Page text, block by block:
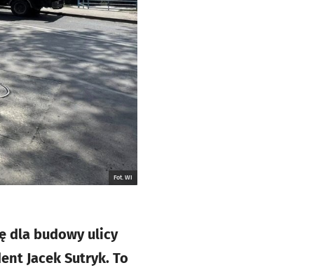
Fot. WI
dla budowy ulicy
Jacek Sutryk. To